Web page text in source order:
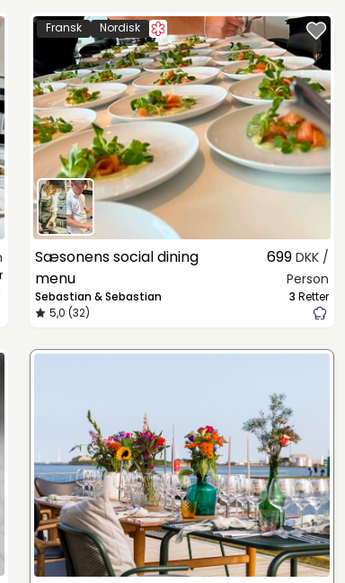
Fransk Nordisk
Sæsonens social dining
menu
Sebastian & Sebastian
5,0 (32)
699 DKK /
Person
3 Retter